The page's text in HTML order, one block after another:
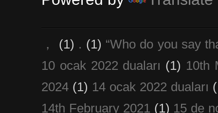
， (1) . (1) “Who do you say
10 ocak 2022 duaları (1) 10th
2024 (1) 14 ocak 2022 duaları
14th February 2021 (1) 15 de